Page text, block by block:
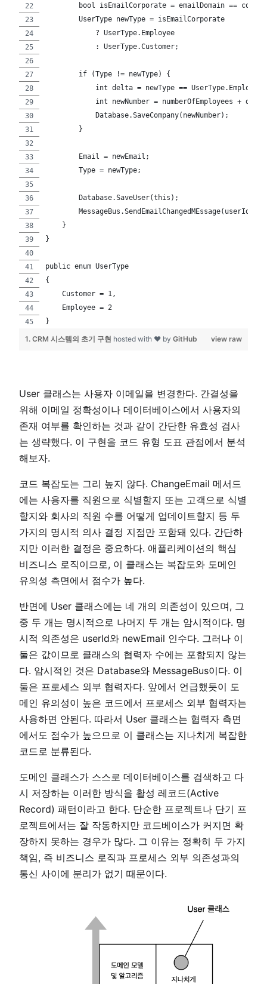
bool isEmailCorporate = emailDomain ==
        UserType newType = isEmailCorporate
            ? UserType.Employee
            : UserType.Customer;
        if (Type != newType) {
int delta = newType == UserType.Employee
int newNumber = numberOfEmployees +
            Database.SaveCompany(newNumber);
        }
        Email = newEmail;
        Type = newType;
        Database.SaveUser(this);
MessageBus.SendEmailChangedMEssage(userId,
    }
}
public enum UserType
{
    Customer = 1,
    Employee = 2
}
view raw
1. CRM 시스템의 초기 구현 hosted with ❤ by GitHub
User 클래스는 사용자 이메일을 변경한다. 간결성을
위해 이메일 정확성이나 데이터베이스에서 사용자의
존재 여부를 확인하는 것과 같이 간단한 유효성 검사
는 생략했다. 이 구현을 코드 유형 도표 관점에서 분석
해보자.
코드 복잡도는 그리 높지 않다. ChangeEmail 메서드
에는 사용자를 직원으로 식별할지 또는 고객으로 식별
할지와 회사의 직원 수를 어떻게 업데이트할지 등 두
가지의 명시적 의사 결정 지점만 포함돼 있다. 간단하
지만 이러한 결정은 중요하다. 애플리케이션의 핵심
비즈니스 로직이므로, 이 클래스는 복잡도와 도메인
유의성 측면에서 점수가 높다.
반면에 User 클래스에는 네 개의 의존성이 있으며, 그
중 두 개는 명시적으로 나머지 두 개는 암시적이다. 명
시적 의존성은 userId와 newEmail 인수다. 그러나 이
둘은 값이므로 클래스의 협력자 수에는 포함되지 않는
다. 암시적인 것은 Database와 MessageBus이다. 이
둘은 프로세스 외부 협력자다. 앞에서 언급했듯이 도
메인 유의성이 높은 코드에서 프로세스 외부 협력자는
사용하면 안된다. 따라서 User 클래스는 협력자 측면
에서도 점수가 높으므로 이 클래스는 지나치게 복잡한
코드로 분류된다.
도메인 클래스가 스스로 데이터베이스를 검색하고 다
시 저장하는 이러한 방식을 활성 레코드(Active
Record) 패턴이라고 한다. 단순한 프로젝트나 단기 프
로젝트에서는 잘 작동하지만 코드베이스가 커지면 확
장하지 못하는 경우가 많다. 그 이유는 정확히 두 가지
책임, 즉 비즈니스 로직과 프로세스 외부 의존성과의
통신 사이에 분리가 없기 때문이다.